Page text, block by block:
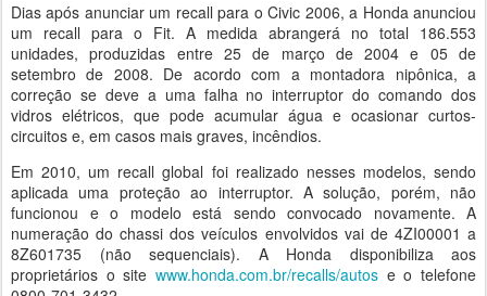
Dias após anunciar um recall para o Civic 2006, a Honda anunciou
um recall para o Fit. A medida abrangerá no total 186.553
unidades, produzidas entre 25 de março de 2004 e 05 de
setembro de 2008. De acordo com a montadora nipônica, a
correção se deve a uma falha no interruptor do comando dos
vidros elétricos, que pode acumular água e ocasionar curtos-
circuitos e, em casos mais graves, incêndios.
Em 2010, um recall global foi realizado nesses modelos, sendo
aplicada uma proteção ao interruptor. A solução, porém, não
funcionou e o modelo está sendo convocado novamente. A
numeração do chassi dos veículos envolvidos vai de 4ZI00001 a
8Z601735 (não sequenciais). A Honda disponibiliza aos
proprietários o site www.honda.com.br/recalls/autos e o telefone